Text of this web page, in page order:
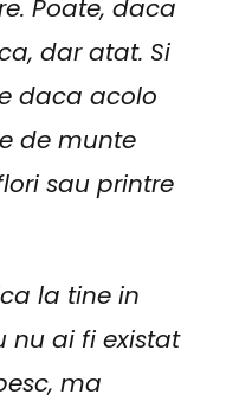
Poate, daca
dar atat. Si
daca acolo
de munte
sau printre
la tine in
nu ai fi existat
ma